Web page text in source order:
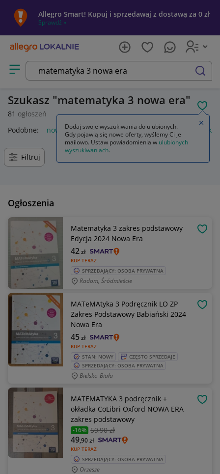
Allegro Smart! Kupuj i sprzedawaj z dostawą za 0 zł
Sprawdź »
Otwórz menu z kategoriami
szukaj
Szukasz matematyka 3 nowa era
81 ogłoszeń
Podobne: nowa matematyka 3 nowa era matematyka 3
Filtruj
Ogłoszenia
Matematyka 3 zakres podstawowy
Edycja 2024 Nowa Era
KUP TERAZ
42zł
SPRZEDAJĄCY: OSOBA PRYWATNA
Radom, Śródmieście
MATeMAtyka 3 Podręcznik LO ZP
Zakres Podstawowy Babiański 2024
Nowa Era
KUP TERAZ
45zł
STAN: NOWY
CZĘSTO SPRZEDAJE
SPRZEDAJĄCY: OSOBA PRYWATNA
Bielsko-Biała
MATEMATYKA 3 podręcznik +
okładka CoLibri Oxford NOWA ERA
zakres podstawowy
-16% 59,90 zł
KUP TERAZ
49,90zł
SPRZEDAJĄCY: OSOBA PRYWATNA
Orzesze
Dodaj swoje wyszukiwania do ulubionych.
Gdy pojawią się nowe oferty, wyślemy Ci je
mailowo. Ustaw powiadomienia w ulubionych
wyszukiwaniach.